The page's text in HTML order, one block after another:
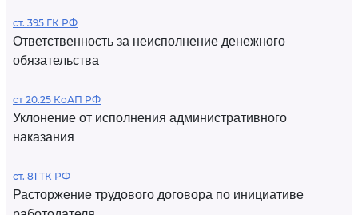
ст. 395 ГК РФ
Ответственность за неисполнение денежного
обязательства
ст 20.25 КоАП РФ
Уклонение от исполнения административного
наказания
ст. 81 ТК РФ
Расторжение трудового договора по инициативе